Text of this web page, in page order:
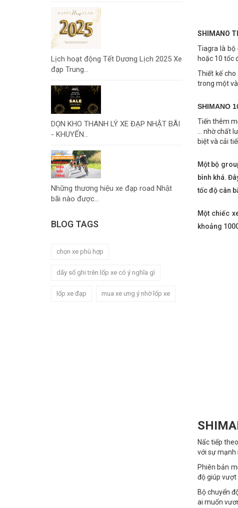
Lịch hoạt động Tết Dương Lịch 2025 Xe
đạp Trung...
DỌN KHO THANH LÝ XE ĐẠP NHẬT BÃI
- KHUYẾN...
Những thương hiệu xe đạp road Nhật
bãi nào được...
BLOG TAGS
chọn xe phù hợp
dãy số ghi trên lốp xe có ý nghĩa gì
lốp xe đạp mua xe ưng ý nhờ lốp xe
SHIMANO
Tiagra là bộ
hoặc 10 tốc
Thiết kế
trong một
SHIMANO
Tiến thêm
… nhờ chất
biệt và cải
Một bộ
bình khá.
tốc độ cân
Một chiếc
khoảng
Nấc tiếp
với sự mạnh
Phiên bản
độ giúp vượt
Bộ chuyển
ai muốn